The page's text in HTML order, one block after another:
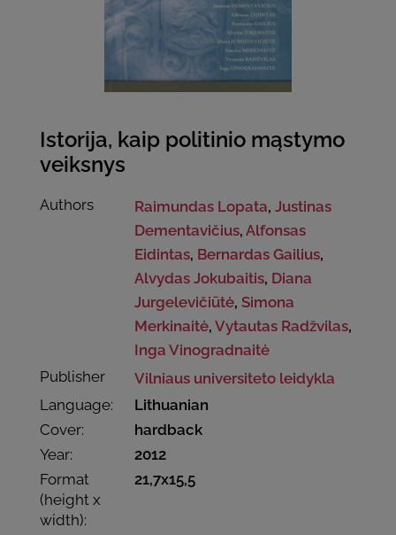
Istorija, kaip politinio mąstymo
veiksnys
Authors Raimundas Lopata,Justinas
Dementavičius,Alfonsas
Eidintas, Bernardas Gailius,
Alvydas Jokubaitis, Diana
Jurgelevičiūtė,Simona
Merkinaitė,Vytautas Radžvilas,
Inga Vinogradnaitė
Publisher
Vilniaus universiteto leidykla
Language:
Lithuanian
Cover:
hardback
Year:
2012
Format
(height x
width):
21,7x15,5